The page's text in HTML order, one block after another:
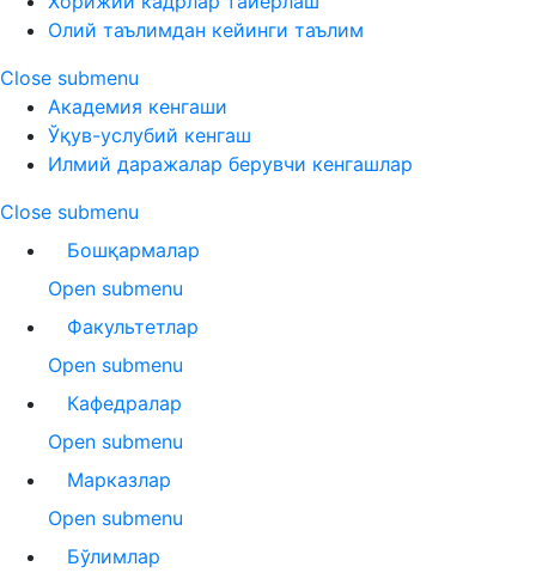
Олий таълимдан кейинги таълим
Close submenu
Академия кенгаши
Ўқув-услубий кенгаш
Илмий даражалар берувчи кенгашлар
Close submenu
Бошқармалар
Open submenu
Факультетлар
Open submenu
Кафедралар
Open submenu
Марказлар
Open submenu
Бўлимлар